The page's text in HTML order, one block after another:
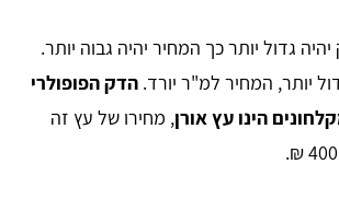
גדול יותר כך המחיר יהיה גבוה יותר.
יותר, המחיר למ"ר יורד. הדק הפופולרי
הינו עץ אורן, מחירו של עץ זה